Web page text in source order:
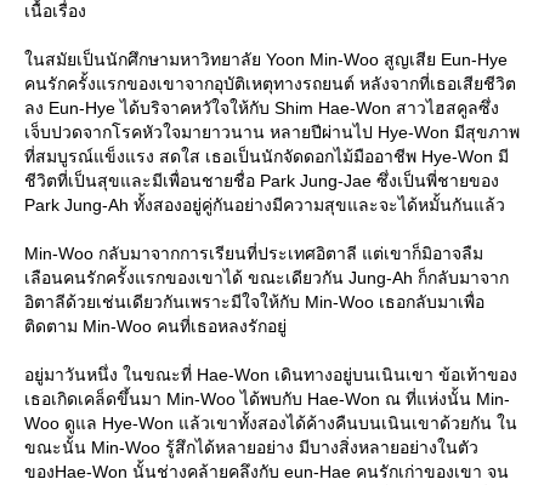
เนื้อเรื่อง
ในสมัยเป็นนักศึกษามหาวิทยาลัย Yoon Min-Woo สูญเสีย Eun-Hye
คนรักครั้งแรกของเขาจากอุบัติเหตุทางรถยนต์ หลังจากที่เธอเสียชีวิต
ลง Eun-Hye ได้บริจาคหวัใจให้กับ Shim Hae-Won สาวไฮสคูลซึ่ง
เจ็บปวดจากโรคหัวใจมายาวนาน หลายปีผ่านไป Hye-Won มีสุขภาพ
ที่สมบูรณ์แข็งแรง สดใส เธอเป็นนักจัดดอกไม้มืออาชีพ Hye-Won มี
ชีวิตที่เป็นสุขและมีเพื่อนชายชื่อ Park Jung-Jae ซึ่งเป็นพี่ชายของ
Park Jung-Ah ทั้งสองอยู่คู่กันอย่างมีความสุขและจะได้หมั้นกันแล้ว
Min-Woo กลับมาจากการเรียนที่ประเทศอิตาลี แต่เขาก็มิอาจลืม
เลือนคนรักครั้งแรกของเขาได้ ขณะเดียวกัน Jung-Ah ก็กลับมาจาก
อิตาลีด้วยเช่นเดียวกันเพราะมีใจให้กับ Min-Woo เธอกลับมาเพื่อ
ติดตาม Min-Woo คนที่เธอหลงรักอยู่
อยู่มาวันหนึ่ง ในขณะที่ Hae-Won เดินทางอยู่บนเนินเขา ข้อเท้าของ
เธอเกิดเคล็ดขึ้นมา Min-Woo ได้พบกับ Hae-Won ณ ที่แห่งนั้น Min-
Woo ดูแล Hye-Won แล้วเขาทั้งสองได้ค้างคืนบนเนินเขาด้วยกัน ใน
ขณะนั้น Min-Woo รู้สึกได้หลายอย่าง มีบางสิ่งหลายอย่างในตัว
ของHae-Won นั้นช่างคล้ายคลึงกับ eun-Hae คนรักเก่าของเขา จน